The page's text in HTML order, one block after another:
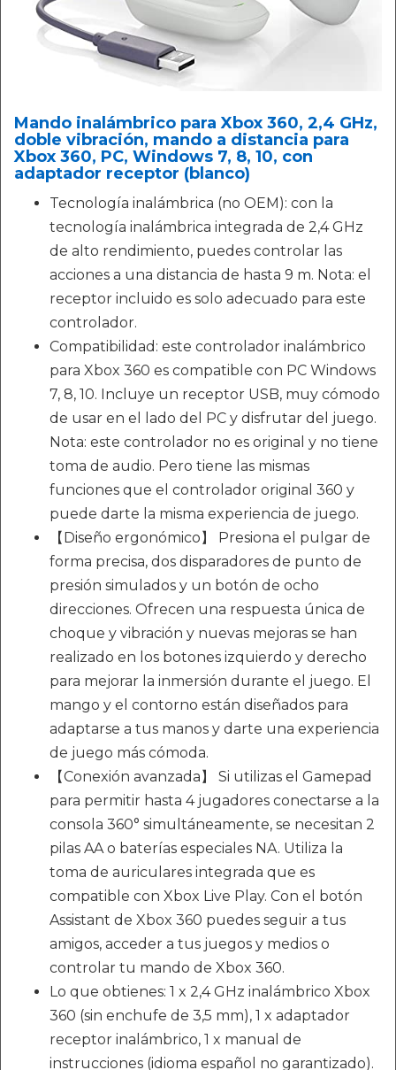
Mando inalámbrico para Xbox 360, 2,4 GHz,
doble vibración, mando a distancia para
Xbox 360, PC, Windows 7, 8, 10, con
adaptador receptor (blanco)
Tecnología inalámbrica (no OEM): con la
tecnología inalámbrica integrada de 2,4 GHz
de alto rendimiento, puedes controlar las
acciones a una distancia de hasta 9 m. Nota: el
receptor incluido es solo adecuado para este
controlador.
Compatibilidad: este controlador inalámbrico
para Xbox 360 es compatible con PC Windows
7, 8, 10. Incluye un receptor USB, muy cómodo
de usar en el lado del PC y disfrutar del juego.
Nota: este controlador no es original y no tiene
toma de audio. Pero tiene las mismas
funciones que el controlador original 360 y
puede darte la misma experiencia de juego.
【Diseño ergonómico】 Presiona el pulgar de
forma precisa, dos disparadores de punto de
presión simulados y un botón de ocho
direcciones. Ofrecen una respuesta única de
choque y vibración y nuevas mejoras se han
realizado en los botones izquierdo y derecho
para mejorar la inmersión durante el juego. El
mango y el contorno están diseñados para
adaptarse a tus manos y darte una experiencia
de juego más cómoda.
【Conexión avanzada】 Si utilizas el Gamepad
para permitir hasta 4 jugadores conectarse a la
consola 360° simultáneamente, se necesitan 2
pilas AA o baterías especiales NA. Utiliza la
toma de auriculares integrada que es
compatible con Xbox Live Play. Con el botón
Assistant de Xbox 360 puedes seguir a tus
amigos, acceder a tus juegos y medios o
controlar tu mando de Xbox 360.
Lo que obtienes: 1 x 2,4 GHz inalámbrico Xbox
360 (sin enchufe de 3,5 mm), 1 x adaptador
receptor inalámbrico, 1 x manual de
instrucciones (idioma español no garantizado).